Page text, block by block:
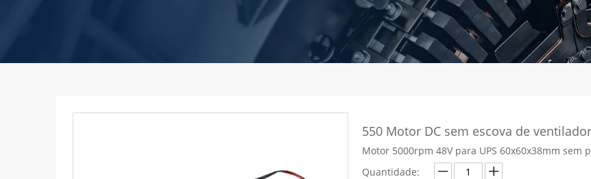
550 Motor DC sem escova de ventilador
Motor 5000rpm 48V para UPS 60x60x38mm
Quantidade: